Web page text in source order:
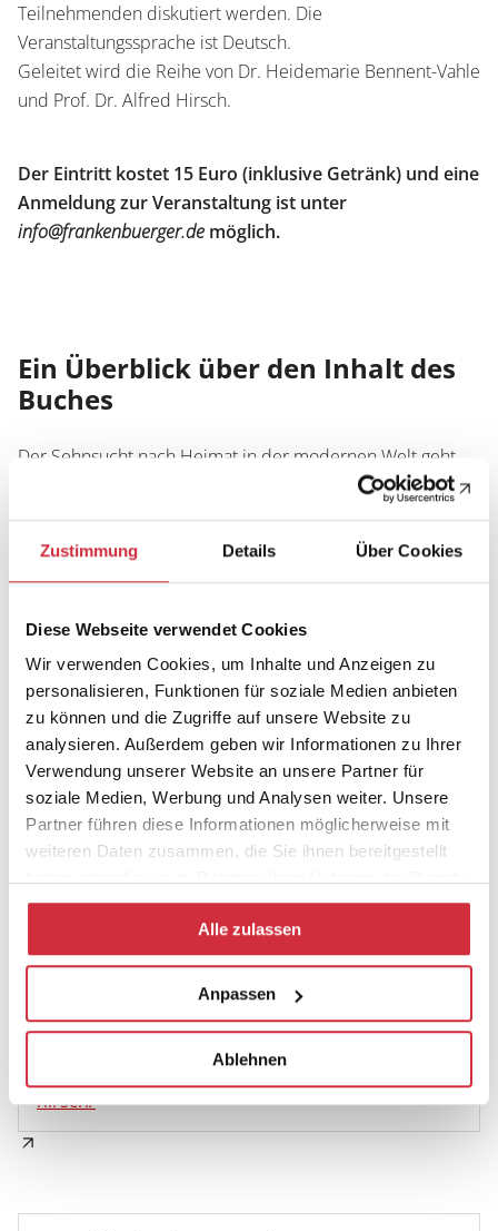
Zustimmung Details Über Cookies
Diese Webseite verwendet Cookies
Wir verwenden Cookies, um Inhalte und Anzeigen zu
personalisieren, Funktionen für soziale Medien anbieten
zu können und die Zugriffe auf unsere Website zu
analysieren. Außerdem geben wir Informationen zu Ihrer
Verwendung unserer Website an unsere Partner für
soziale Medien, Werbung und Analysen weiter. Unsere
Partner führen diese Informationen möglicherweise mit
weiteren Daten zusammen, die Sie ihnen bereitgestellt
gesammelt haben.
Alle zulassen
Anpassen
Ablehnen
Teilnehmenden diskutiert werden. Die
Veranstaltungssprache ist Deutsch.
Geleitet wird die Reihe von Dr. Heidemarie Bennent-Vahle
und Prof. Dr. Alfred Hirsch.
Der Eintritt kostet 15 Euro (inklusive Getränk) und eine
Anmeldung zur Veranstaltung ist unter
info@frankenbuerger.de möglich.
Ein Überblick über den Inhalt des
Buches
Der Sehnsucht nach Heimat in der modernen Welt geht
der Verlust von Heimat voraus. Flucht und Vertreibung
stehen daher oft am Beginn eines geschärften
Heimatverlangens. Die Unmöglichkeit der Rückkehr und
Aber auch diejenigen, die die Orte und Landschaften ihrer
Kindheit nicht verlassen mussten, haben im Zuge der
Industrialisierung, Zersiedlung und Zerstörung der
natürlichen Umwelt Heimat verloren.
Die Dringlichkeit der Heimat entsteht durch ihren Entzug.
Wir müssen daher Heimat vom Fremden her und im
Durchgang durch dieses denken. Ein solches Verständnis
von Heimat hat daher nichts gemein mit der regressiven
Feier ethnischer Homogenität.
Zur Veranstaltungswebsite
eine-philosophische-erzaehlungprof-dr-alfred-
hirsch/